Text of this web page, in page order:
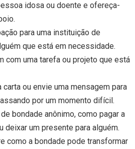
idosa ou doente e ofereça-
para uma instituição de
que está em necessidade.
com uma tarefa ou projeto que está
carta ou envie uma mensagem para
por um momento difícil.
bondade anônimo, como pagar a
deixar um presente para alguém.
como a bondade pode transformar